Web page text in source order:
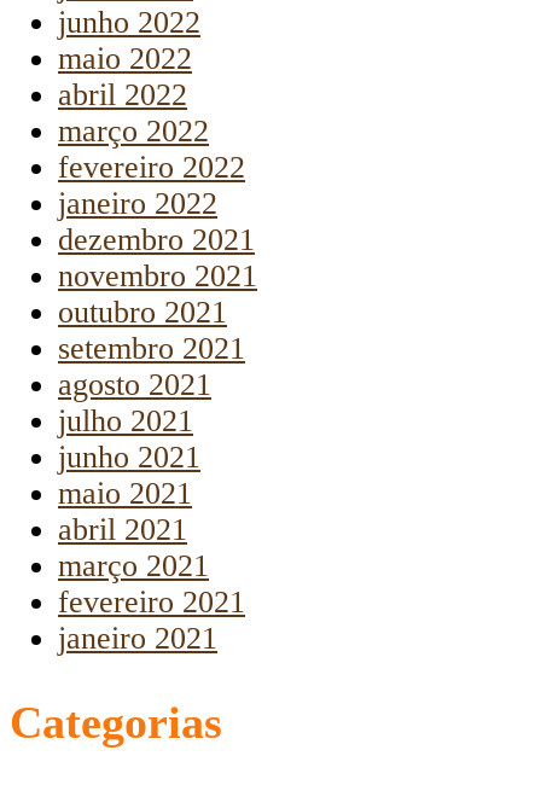
junho 2022
maio 2022
abril 2022
março 2022
fevereiro 2022
janeiro 2022
dezembro 2021
novembro 2021
outubro 2021
setembro 2021
agosto 2021
julho 2021
junho 2021
maio 2021
abril 2021
março 2021
fevereiro 2021
janeiro 2021
Categorias